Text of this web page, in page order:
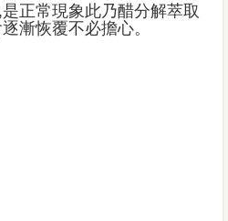
正常現象此乃醋分解萃取
漸恢覆不必擔心。